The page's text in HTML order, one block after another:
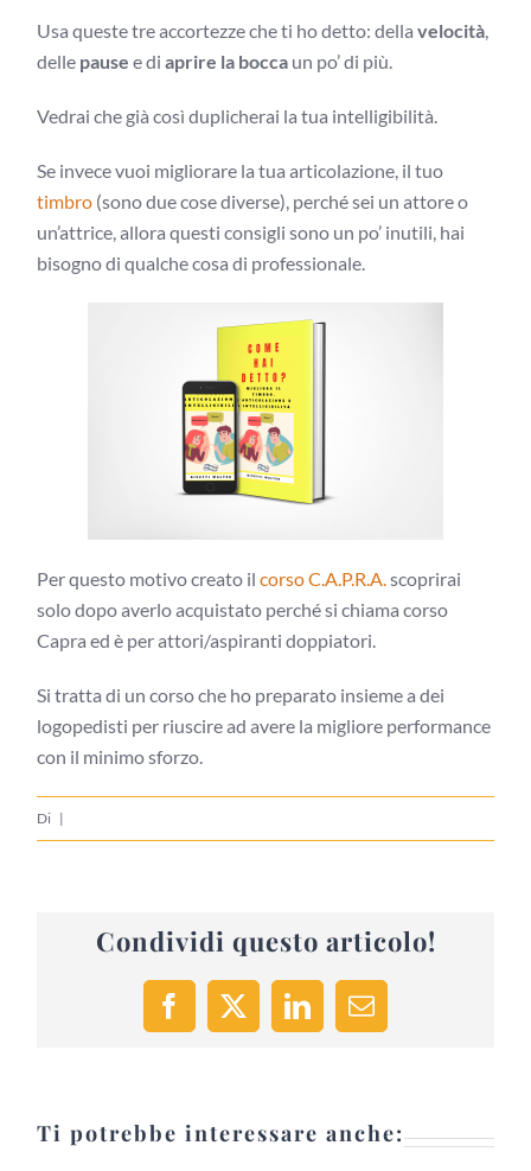
Usa queste tre accortezze che ti ho detto: dellavelocità
delle pause e diaprire la bocca un po’ di più.
Vedrai che già così duplicherai la tua intelligibilità.
Se invece vuoi migliorare la tua articolazione, il tuo
timbro (sono due cose diverse), perché sei un attore o
un’attrice, allora questi consigli sono un po’ inutili, hai
bisogno di qualche cosa di professionale.
Per questo motivo creato ilcorso C.A.P.R.A. scoprirai
solo dopo averlo acquistato perché si chiama corso
Capra ed è per attori/aspiranti doppiatori.
Si tratta di un corso che ho preparato insieme a dei
logopedisti per riuscire ad avere la migliore performance
con il minimo sforzo.
Di |
Condividi questo articolo!
Facebook
X LinkedInEmail
Ti potrebbe interessare anche: